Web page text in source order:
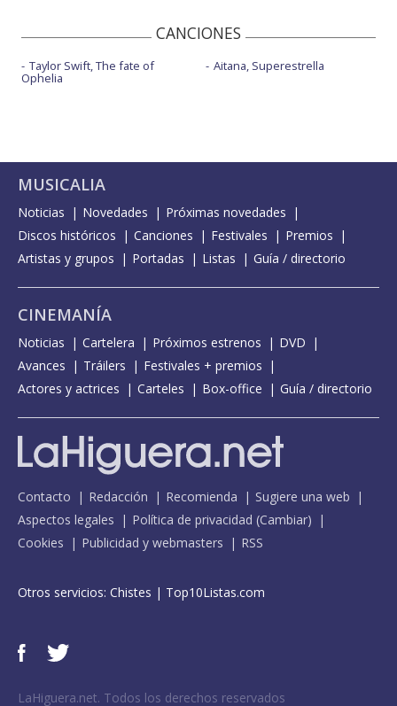
CANCIONES
Taylor Swift, The fate of
Ophelia
Aitana, Superestrella
MUSICALIA
Noticias Novedades
Próximas novedades
Discos históricos
Canciones Festivales
Premios
Artistas y grupos
Portadas Listas Guía / directorio
CINEMANÍA
Noticias Cartelera Próximos estrenos
DVD
Avances
Tráilers
Festivales + premios
Actores y actrices
Carteles Box-office Guía / directorio
Contacto Redacción Recomienda
Sugiere una web
Aspectos legales
Política de privacidad (Cambiar)
Cookies
Publicidad y webmasters RSS
Otros servicios: Chistes | Top10Listas.com
LaHiguera.net. Todos los derechos reservados